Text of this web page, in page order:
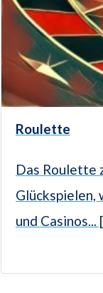
Roulette
Das Roulette
Glückspielen,
und Casinos...